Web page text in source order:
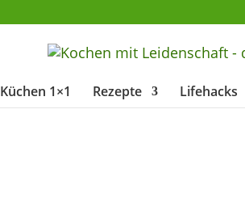
Küchen 1×1 Rezepte Lifehacks